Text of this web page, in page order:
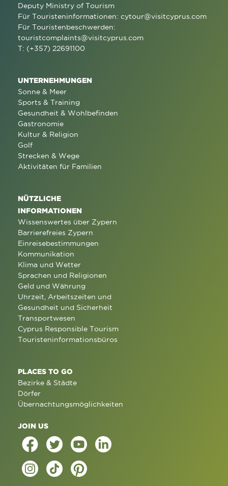
Deputy Ministry of Tourism
Für Touristeninformationen: cytour@visitcyprus.com
Für Touristenbeschwerden:
touristcomplaints@visitcyprus.com
T: (+357) 22691100
UNTERNEHMUNGEN
Sonne & Meer
Sports & Training
Gesundheit & Wohlbefinden
Gastronomie
Kultur & Religion
Golf
Strecken & Wege
Aktivitäten für Familien
NÜTZLICHE
INFORMATIONEN
Wissenswertes über Zypern
Barrierefreies Zypern
Einreisebestimmungen
Kommunikation
Klima und Wetter
Sprachen und Religionen
Geld und Währung
Uhrzeit, Arbeitszeiten und
Gesundheit und Sicherheit
Transportwesen
Cyprus Responsible Tourism
Touristeninformationsbüros
PLACES TO GO
Bezirke & Städte
Dörfer
Übernachtungsmöglichkeiten
JOIN US